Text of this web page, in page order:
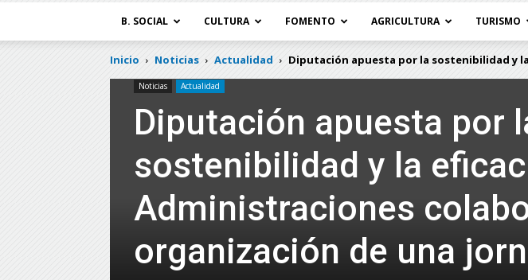
B. SOCIAL CULTURA FOMENTO AGRICULTURA TURISMO
Inicio Noticias Actualidad Diputación apuesta por la sostenibilidad y
Noticias Actualidad
Diputación apuesta por
sostenibilidad y la
Administraciones
organización de una